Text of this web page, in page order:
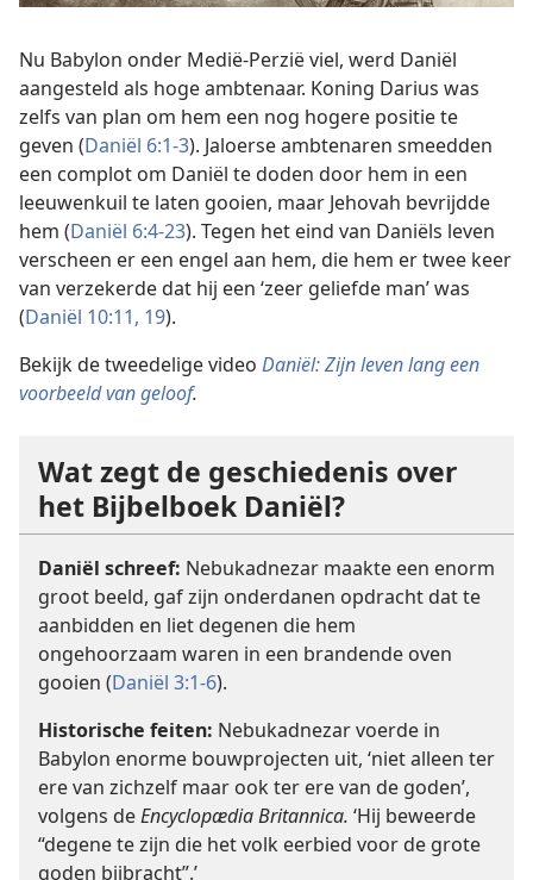
Nu Babylon onder Medië-Perzië viel, werd Daniël
aangesteld als hoge ambtenaar. Koning Darius was
zelfs van plan om hem een nog hogere positie te
geven (Daniël 6:1-3). Jaloerse ambtenaren smeedden
een complot om Daniël te doden door hem in een
leeuwenkuil te laten gooien, maar Jehovah bevrijdde
hem (Daniël 6:4-23). Tegen het eind van Daniëls leven
verscheen er een engel aan hem, die hem er twee keer
van verzekerde dat hij een ‘zeer geliefde man’ was
(Daniël 10:11, 19).
Bekijk de tweedelige video Daniël: Zijn leven lang een
voorbeeld van geloof.
Wat zegt de geschiedenis over
het Bijbelboek Daniël?
Daniël schreef: Nebukadnezar maakte een enorm
groot beeld, gaf zijn onderdanen opdracht dat te
aanbidden en liet degenen die hem
ongehoorzaam waren in een brandende oven
gooien (Daniël 3:1-6).
Historische feiten: Nebukadnezar voerde in
Babylon enorme bouwprojecten uit, ‘niet alleen ter
ere van zichzelf maar ook ter ere van de goden’,
volgens deEncyclopædia Britannica. ‘Hij beweerde
“degene te zijn die het volk eerbied voor de grote
goden bijbracht”.’